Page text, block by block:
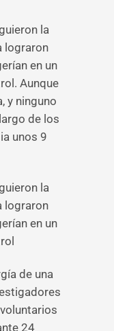
la
lograron
en un
Aunque
y ninguno
de los
unos 9
la
lograron
en un
de una
24